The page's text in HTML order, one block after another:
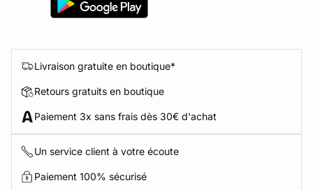
Livraison gratuite en boutique*
Retours gratuits en boutique
Paiement 3x sans frais dès 30€ d'achat
Un service client à votre écoute
Paiement 100% sécurisé